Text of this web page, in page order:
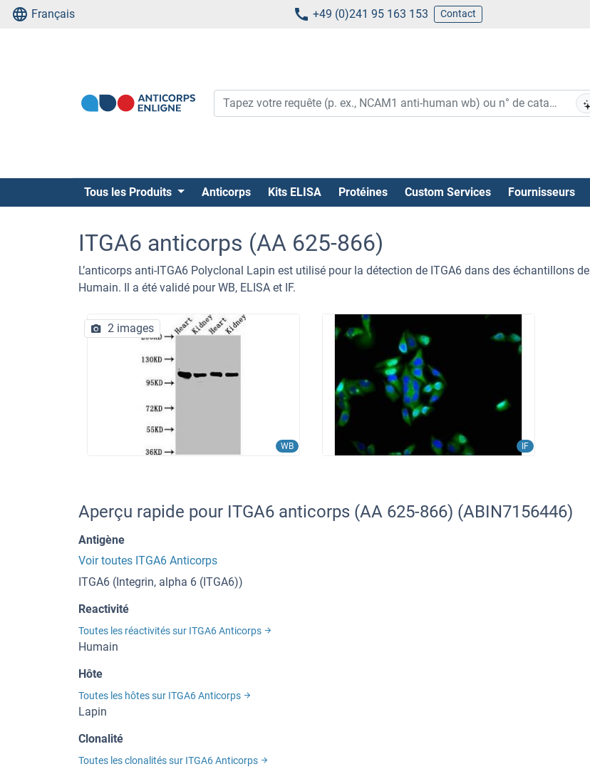
Français +49 (0)241 95 163 153 Contact
Tous les Produits Anticorps Kits ELISA Protéines Custom Services Fournisseurs
ITGA6 anticorps (AA 625-866)
L’anticorps anti-ITGA6 Polyclonal Lapin est utilisé pour la détection de ITGA6 dans des échantillons de
Humain. Il a été validé pour WB, ELISA et IF.
WB IF
2 images
Aperçu rapide pour ITGA6 anticorps (AA 625-866) (ABIN7156446)
Antigène
Voir toutes ITGA6 Anticorps
ITGA6 (Integrin, alpha 6 (ITGA6))
Reactivité
Toutes les réactivités sur ITGA6 Anticorps
Humain
Hôte
Toutes les hôtes sur ITGA6 Anticorps
Lapin
Clonalité
Toutes les clonalités sur ITGA6 Anticorps